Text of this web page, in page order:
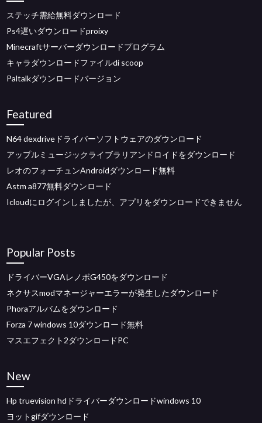
ステッチ需給無料ダウンロード
Ps4遅いダウンロードproixy
Minecraftサーバーダウンロードプログラム
キャラダウンロードファイルdi scoop
Paltalkダウンロードバージョン
Featured
N64 dexdriveドライバーソフトウェアのダウンロード
アップルミュージックライブラリアンドロイドをダウンロード
レオのフォーチュンAndroidダウンロード無料
Astm a877無料ダウンロード
Icloudにログインしましたが、アプリをダウンロードできません
Popular Posts
ドライバーVGAレノボG450をダウンロード
ネクサスmodマネージャーエラーが発生したダウンロード
Phoraアルバムをダウンロード
Forza 7 windows 10ダウンロード無料
マスエフェクト2ダウンロードPC
New
Hp truevision hdドライバーダウンロードwindows 10
ヨットgifダウンロード